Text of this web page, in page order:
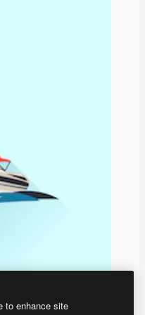
to enhance site